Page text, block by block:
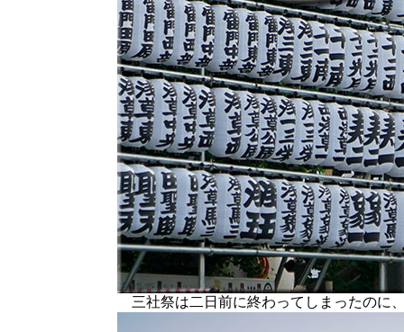
三社祭は二日前に終わってしまったのに